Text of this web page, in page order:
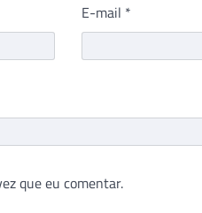
E-mail *
que eu comentar.